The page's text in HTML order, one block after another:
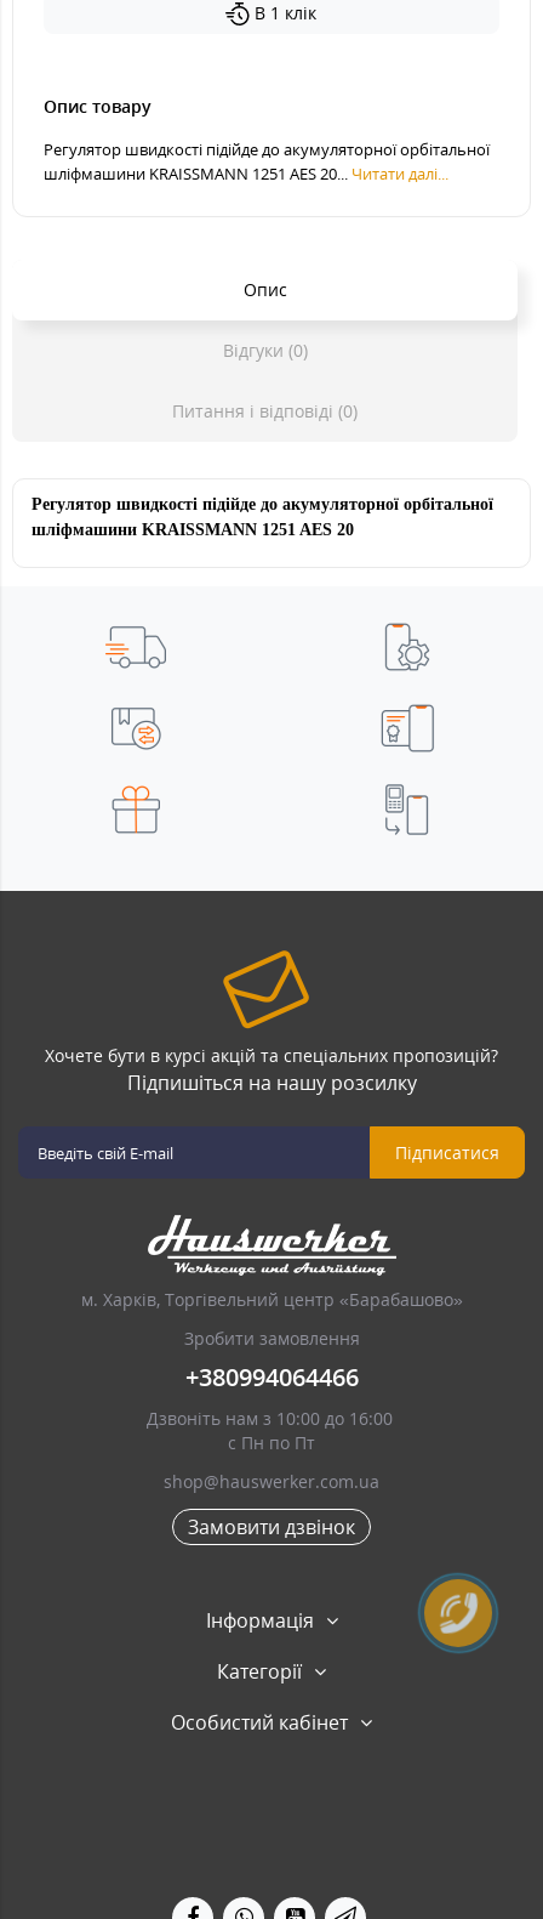
В 1 клік
Опис товару
Регулятор швидкості підійде до акумуляторної орбітальної
шліфмашини KRAISSMANN 1251 AES 20... Читати далі...
Опис
Відгуки (0)
Питання і відповіді (0)
Регулятор швидкості підійде до акумуляторної орбітальної
шліфмашини KRAISSMANN 1251 AES 20
Хочете бути в курсі акцій та спеціальних пропозицій?
Підпишіться на нашу розсилку
Підписатися
м. Харків, Торгівельний центр «Барабашово»
Зробити замовлення
+380994064466
Дзвоніть нам з 10:00 до 16:00
с Пн по Пт
shop@hauswerker.com.ua
Замовити дзвінок
Інформація
Категорії
Особистий кабінет